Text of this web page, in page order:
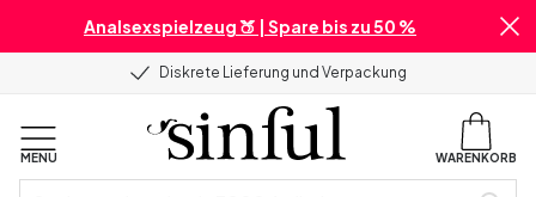
Analsexspielzeug 🍑 | Spare bis zu 50 %
Diskrete Lieferung und Verpackung
MENU WARENKORB